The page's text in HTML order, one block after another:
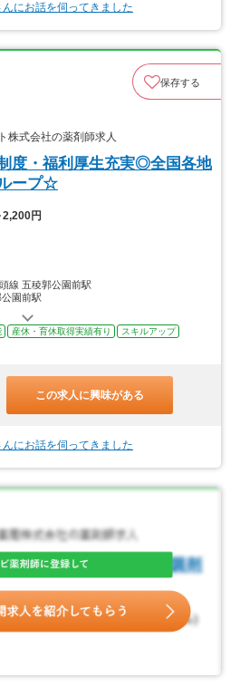
にお話を伺ってきました
保存する
式会社の薬剤師求人
度・福利厚生充実◎全国各地
ープ☆
2,200円
線 五稜郭公園前駅
園前駅
産休・育休取得実績有り
スキルアップ
この求人に興味がある
にお話を伺ってきました